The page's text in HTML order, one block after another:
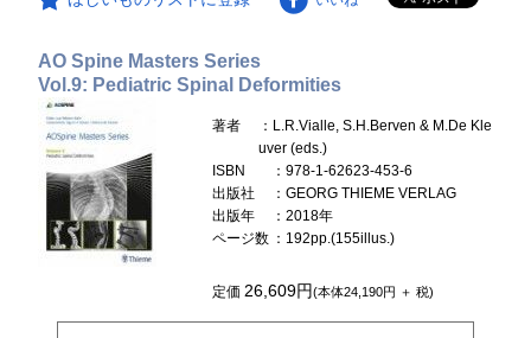
AO Spine Masters Series
Vol.9: Pediatric Spinal Deformities
著者
：L.R.Vialle, S.H.Berven & M.De Kle
uver (eds.)
ISBN
：978-1-62623-453-6
出版社
：GEORG THIEME VERLAG
出版年
：2018年
ページ数 ：192pp.(155illus.)
定価26,609円(本体24,190円 ＋ 税)